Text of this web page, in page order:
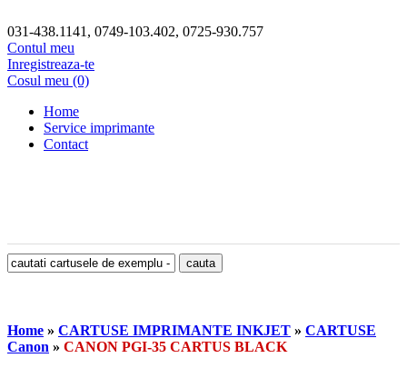
031-438.1141, 0749-103.402, 0725-930.757
Contul meu
Inregistreaza-te
Cosul meu (0)
Home
Service imprimante
Contact
Home » CARTUSE IMPRIMANTE INKJET » CARTUSE
Canon » CANON PGI-35 CARTUS BLACK